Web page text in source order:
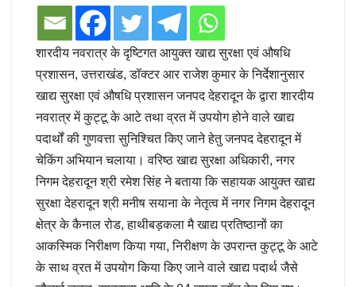
शारदीय नवरात्र के दृष्टिगत आयुक्त खाद्य सुरक्षा एवं औषधि
प्रशासन, उत्तराखंड, डॉक्टर आर राजेश कुमार के निर्देशानुसार
खाद्य सुरक्षा एवं औषधि प्रशासन जनपद देहरादून के द्वारा शारदीय
नवरात्र में कुट्टू के आटे तथा व्रत में उपयोग होने वाले खाद्य
पदार्थों की गुणवत्ता सुनिश्चित किए जाने हेतु जनपद देहरादून में
चेकिंग अभियान चलाया। वरिष्ठ खाद्य सुरक्षा अधिकारी, नगर
निगम देहरादून श्री रमेश सिंह ने बताया कि सहायक आयुक्त खाद्य
सुरक्षा देहरादून श्री मनीष सयाना के नेतृत्व में नगर निगम देहरादून
क्षेत्र के कैनाल रोड, हाथीबड़कला मै खाद्य प्रतिष्ठानों का
आकस्मिक निरीक्षण किया गया, निरीक्षण के उपरान्त कुट्टू के आटे
के साथ व्रत में उपयोग किया किए जाने वाले खाद्य पदार्थ जैसे